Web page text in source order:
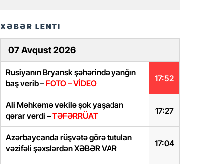
XƏBƏR LENTİ
07 Avqust 2026
17:52
Rusiyanın Bryansk şəhərində yanğın
baş verib –FOTO – VİDEO
17:27
Ali Məhkəmə vəkilə şok yaşadan
qərar verdi –TƏFƏRRÜAT
17:04
Azərbaycanda rüşvətə görə tutulan
vəzifəli şəxslərdən XƏBƏR VAR